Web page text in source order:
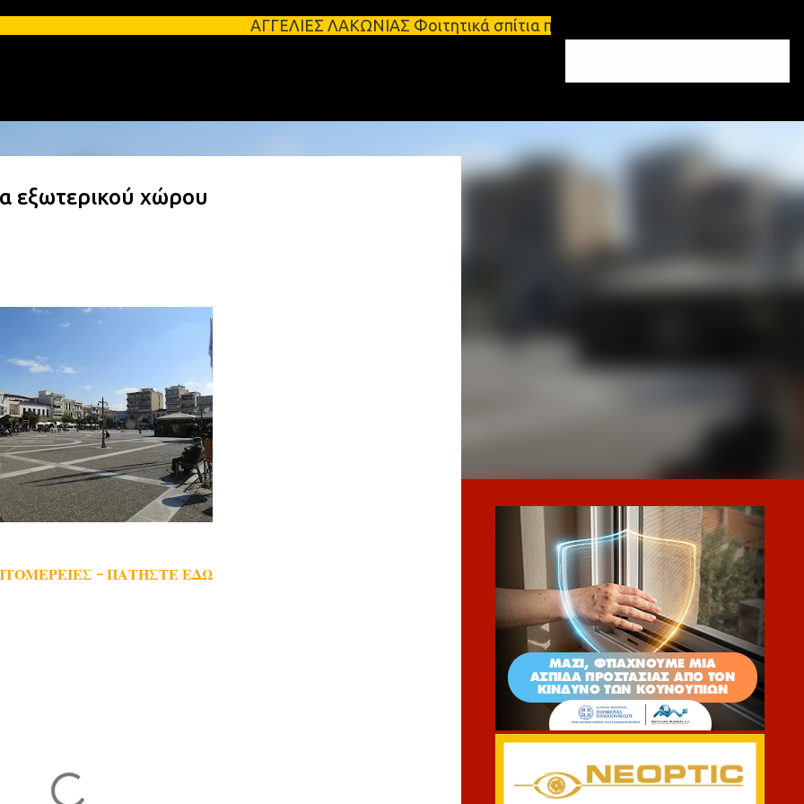
Μετάβαση στο κύριο περιεχόμενο
ΑΓΓΕΛΙΕΣ ΛΑΚΩΝΙΑΣ Φοιτητικά σπίτια προς ενοικίαση στη Σπάρτη Ενοικιάσεις
εξωτερικού χώρου
- ΠΑΤΗΣΤΕ ΕΔΩ